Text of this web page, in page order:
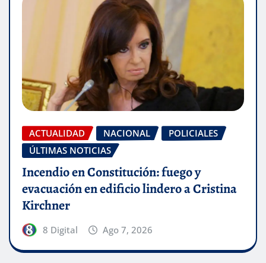
ACTUALIDAD NACIONAL
POLICIALES
ÚLTIMAS NOTICIAS
Incendio en Constitución: fuego y
evacuación en edificio lindero a Cristina
Kirchner
8 Digital Ago 7, 2026